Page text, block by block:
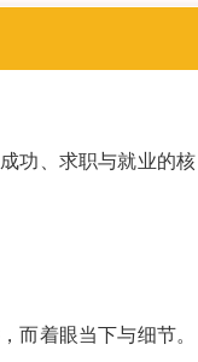
功、求职与就业的核
而着眼当下与细节。